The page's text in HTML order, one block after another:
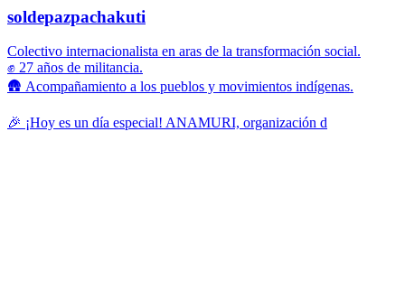
soldepazpachakuti
Colectivo internacionalista en aras de la transformación social.
✊ 27 años de militancia.
🛖 Acompañamiento a los pueblos y movimientos indígenas.
🎉 ¡Hoy es un día especial! ANAMURI, organización d